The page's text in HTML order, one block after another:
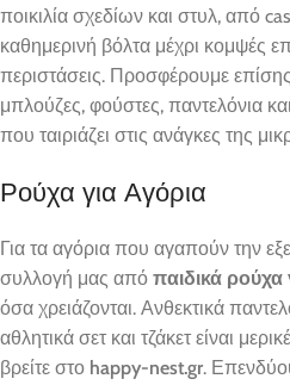
ποικιλία σχεδίων και στυλ, από
καθημερινή βόλτα μέχρι κομψές
περιστάσεις. Προσφέρουμε
μπλούζες, φούστες, παντελόνια
που ταιριάζει στις ανάγκες της
Ρούχα για Αγόρια
Για τα αγόρια που αγαπούν την
συλλογή μας από παιδικά ρούχα
όσα χρειάζονται. Ανθεκτικά
αθλητικά σετ και τζάκετ είναι
βρείτε στο happy-nest.gr.